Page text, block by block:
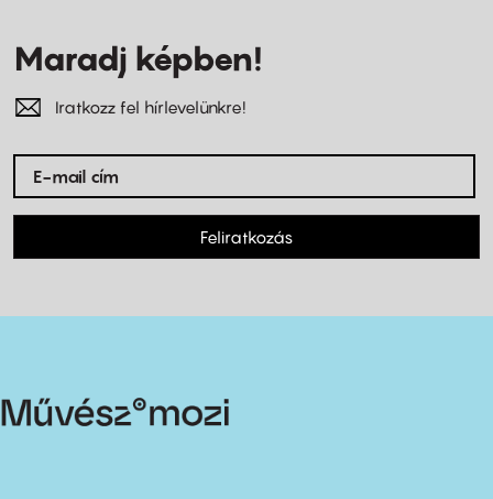
Maradj képben!
Iratkozz fel hírlevelünkre!
Feliratkozás